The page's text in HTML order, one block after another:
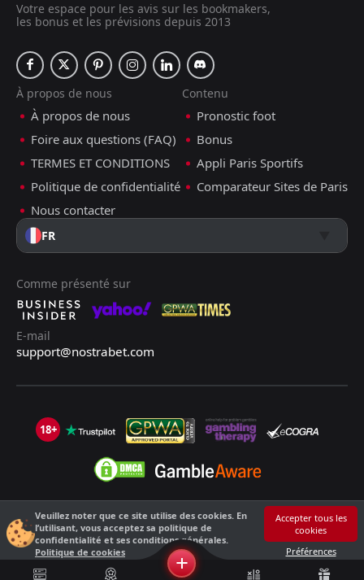
Veuillez noter que ce site utilise des cookies. En
l’utilisant, vous acceptez sa politique de
confidentialité et ses conditions générales.
Politique de cookies
Accepter tous les
cookies
Préférences
+
Votre espace pour les avis sur les bookmakers,
les bonus et les prévisions depuis 2013
À propos de nous
À propos de nous
Foire aux questions (FAQ)
TERMES ET CONDITIONS
Politique de confidentialité
Nous contacter
Contenu
Pronostic foot
Bonus
Appli Paris Sportifs
Comparateur Sites de Paris
FR
Comme présenté sur
E-mail
support@nostrabet.com
18+
©2013 - 2026 Nostrabet.com - Tous les droits sont réservés. Ce site n'est
pas adapté aux moins de 18 ans !
18+ S'il vous plaît, jouez de manière responsable !